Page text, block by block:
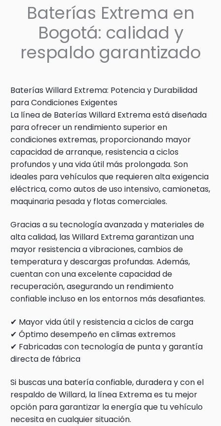
Baterías Extrema en
Bogotá: calidad y
respaldo garantizado
Baterías Willard Extrema: Potencia y Durabilidad
para Condiciones Exigentes
La línea de Baterías Willard Extrema está diseñada
para ofrecer un rendimiento superior en
condiciones extremas, proporcionando mayor
capacidad de arranque, resistencia a ciclos
profundos y una vida útil más prolongada. Son
ideales para vehículos que requieren alta exigencia
eléctrica, como autos de uso intensivo, camionetas,
maquinaria pesada y flotas comerciales.
Gracias a su tecnología avanzada y materiales de
alta calidad, las Willard Extrema garantizan una
mayor resistencia a vibraciones, cambios de
temperatura y descargas profundas. Además,
cuentan con una excelente capacidad de
recuperación, asegurando un rendimiento
confiable incluso en los entornos más desafiantes.
✔ Mayor vida útil y resistencia a ciclos de carga
✔ Óptimo desempeño en climas extremos
✔ Fabricadas con tecnología de punta y garantía
directa de fábrica
Si buscas una batería confiable, duradera y con el
respaldo de Willard, la línea Extrema es tu mejor
opción para garantizar la energía que tu vehículo
necesita en cualquier situación.